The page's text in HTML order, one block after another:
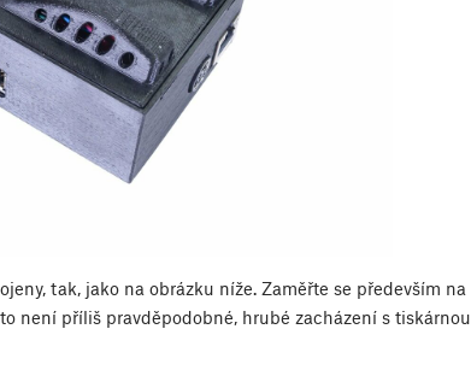
tak, jako na obrázku níže. Zaměřte se především na
není příliš pravděpodobné, hrubé zacházení s tiskárnou